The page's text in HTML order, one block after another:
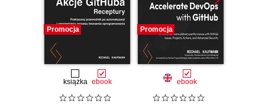
Promocja
książka ebook
Promocja
ebook